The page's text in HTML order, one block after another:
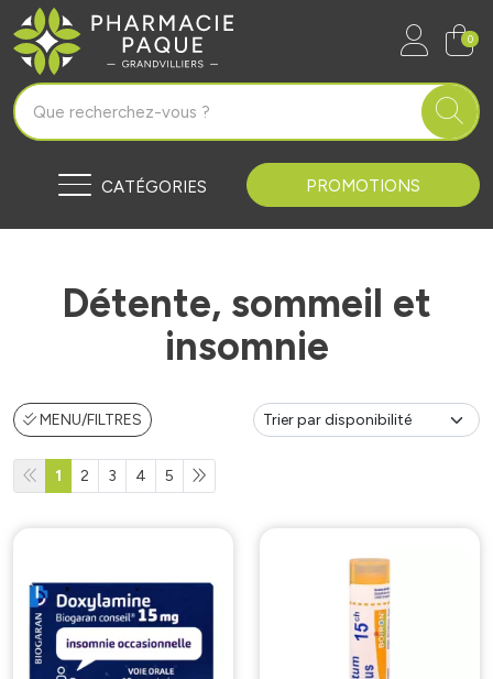
Pharmacie Paque Grandvilliers
0
CATÉGORIES PROMOTIONS
Détente, sommeil et
insomnie
MENU/FILTRES
1 2 3 4 5